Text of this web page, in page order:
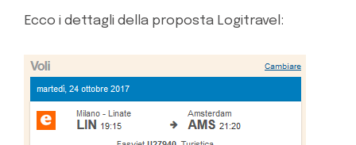
Ecco i dettagli della proposta Logitravel: